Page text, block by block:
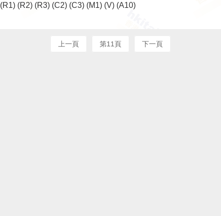
(R1) (R2) (R3) (C2) (C3) (M1) (V) (A10)
上一頁 第11頁 下一頁